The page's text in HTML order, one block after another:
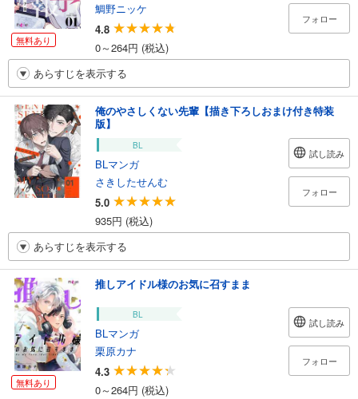
無料あり
鯛野ニッケ
4.8
0～264円 (税込)
フォロー
あらすじを表示する
俺のやさしくない先輩【描き下ろしおまけ付き特装
版】
BL
BLマンガ
さきしたせんむ
5.0
935円 (税込)
試し読み
フォロー
あらすじを表示する
無料あり
推しアイドル様のお気に召すまま
BL
BLマンガ
栗原カナ
4.3
0～264円 (税込)
試し読み
フォロー